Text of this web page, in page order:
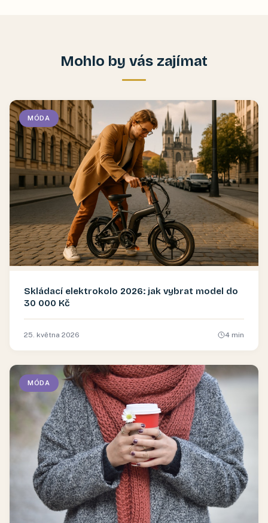
Mohlo by vás zajímat
MÓDA
Skládací elektrokolo 2026: jak vybrat model do
30 000 Kč
25. května 2026 4 min
MÓDA